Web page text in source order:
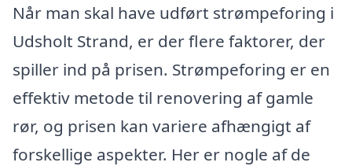
Når man skal have udført strømpeforing i
Udsholt Strand, er der flere faktorer, der
spiller ind på prisen. Strømpeforing er en
effektiv metode til renovering af gamle
rør, og prisen kan variere afhængigt af
forskellige aspekter. Her er nogle af de